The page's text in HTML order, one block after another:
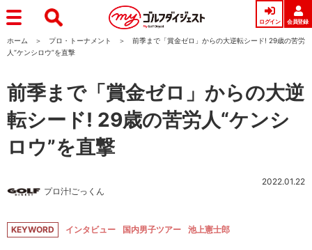
ログイン 会員登録
ホーム プロ・トーナメント
前季まで「賞金ゼロ」からの大逆転シード! 29歳の苦労
人“ケンシロウ”を直撃
前季まで「賞金ゼロ」からの大逆
転シード! 29歳の苦労人“ケンシ
ロウ”を直撃
プロ汁!ごっくん
2022.01.22
KEYWORD インタビュー 国内男子ツアー 池上憲士郎